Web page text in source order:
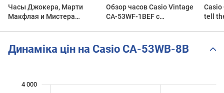
Часы Джокера, Марти
Макфлая и Мистера
Обзор часов Casio Vintage
CA-53WF-1BEF с
Casio
tell
Динаміка цін на Casio CA-53WB-8B
4 000